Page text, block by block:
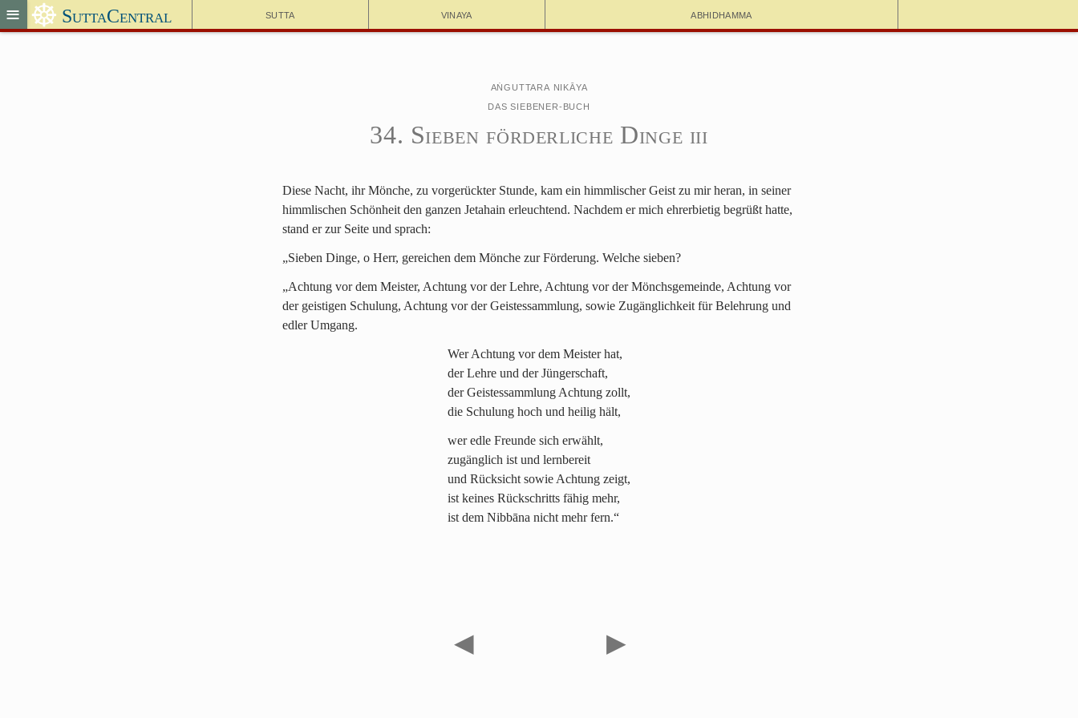
Sutta Vinaya Abhidhamma
≡ ☸ SuttaCentral
Aṅguttara Nikāya
Das Siebener-Buch
34. Sieben förderliche Dinge III
Diese Nacht, ihr Mönche, zu vorgerückter Stunde, kam ein himmlischer Geist zu mir heran, in seiner
himmlischen Schönheit den ganzen Jetahain erleuchtend. Nachdem er mich ehrerbietig begrüßt hatte,
stand er zur Seite und sprach:
„Sieben Dinge, o Herr, gereichen dem Mönche zur Förderung. Welche sieben?
„Achtung vor dem Meister, Achtung vor der Lehre, Achtung vor der Mönchsgemeinde, Achtung vor
der geistigen Schulung, Achtung vor der Geistessammlung, sowie Zugänglichkeit für Belehrung und
edler Umgang.
Wer Achtung vor dem Meister hat,
der Lehre und der Jüngerschaft,
der Geistessammlung Achtung zollt,
die Schulung hoch und heilig hält,
wer edle Freunde sich erwählt,
zugänglich ist und lernbereit
und Rücksicht sowie Achtung zeigt,
ist keines Rückschritts fähig mehr,
ist dem Nibbāna nicht mehr fern.“
◀ ▶